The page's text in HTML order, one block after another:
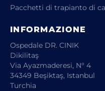
Pacchetti di trapianto di
INFORMAZIONE
Ospedale DR. CINIK
Dikilitaş
Via Ayazmaderesi, N° 4
34349 Beşiktaş, Istanbul
Turchia